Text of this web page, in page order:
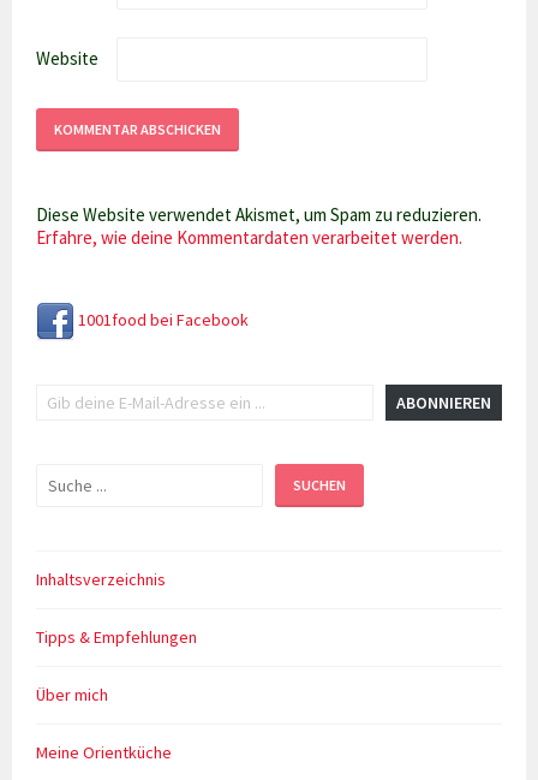
Website
Diese Website verwendet Akismet, um Spam zu reduzieren.
Erfahre, wie deine Kommentardaten verarbeitet werden.
1001food bei Facebook
ABONNIEREN
Suchen SUCHEN
Inhaltsverzeichnis
Tipps & Empfehlungen
Über mich
Meine Orientküche